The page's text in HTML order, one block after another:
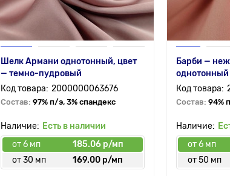
Шелк Армани однотонный, цвет
— темно-пудровый
2000000063676
Состав: 97% п/э, 3% спандекс
Есть в наличии
от 6 мп
185.06 р/мп
от 30 мп
169.00 р/мп
Барби —
однотонный
Состав: 94%
от 6 мп
от 50 мп